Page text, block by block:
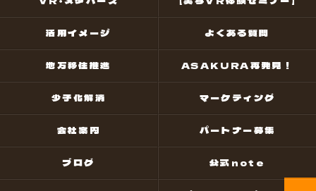
活用イメージ よくある質問
地方移住推進 ASAKURA再発見！
少子化解消 マーケティング
会社案内 パートナー募集
ブログ 公式note